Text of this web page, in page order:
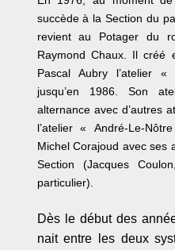
succèdeà la Section du
revient au Potager du
Raymond Chaux. Il créé
Pascal Aubry l’atelier
jusqu’en 1986. Son
alternance avec d’autres
l’atelier« André-Le-Nôtre
Michel Corajoud avec ses
Section (Jacques
particulier).
Dès le début des
nait entre les deux